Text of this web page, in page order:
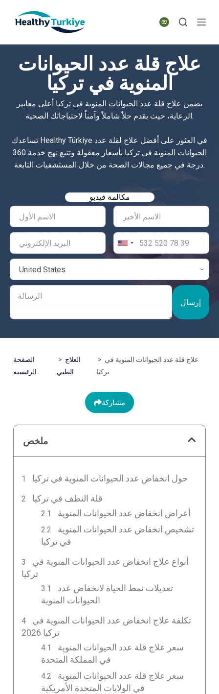
p
n
علاج قلة عدد الحيوانات
المنوية في تركيا
يضمن علاج قلة عدد الحيوانات المنوية في تركيا أعلى معايير
الرعاية، حيث يقدم حلاً شاملاً وآمناً لاحتياجاتك الصحية.
تساعدك Healthy Türkiye في العثور على أفضل علاج لقلة عدد
الحيوانات المنوية في تركيا بأسعار معقولة وتتبع نهج خدمة 360
درجة في جميع مجالات الصحة من خلال المستشفيات التابعة.
مكالمة فيديو
إرسال
الصفحة
الرئيسية
العلاج
الطبي
تركيا
مشاركة
ملخص
حول انخفاض عدد الحيوانات المنوية في تركيا
قلة النطف في تركيا
أعراض انخفاض عدد الحيوانات المنوية
تشخيص انخفاض عدد الحيوانات المنوية
في تركيا
أنواع علاج انخفاض عدد الحيوانات المنوية في
تركيا
تعديلات نمط الحياة لانخفاض عدد
الحيوانات المنوية
تكلفة علاج انخفاض عدد الحيوانات المنوية في
تركيا 2026
سعر علاج قلة عدد الحيوانات المنوية
في المملكة المتحدة
سعر علاج قلة عدد الحيوانات المنوية
في الولايات المتحدة الأمريكية